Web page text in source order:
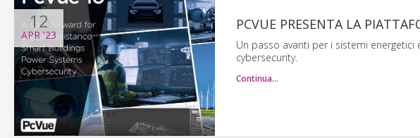
12
APR'23
PCVUE PRESENTA LA
Un passo avanti per i sistemi energetici
cybersecurity.
Continua…